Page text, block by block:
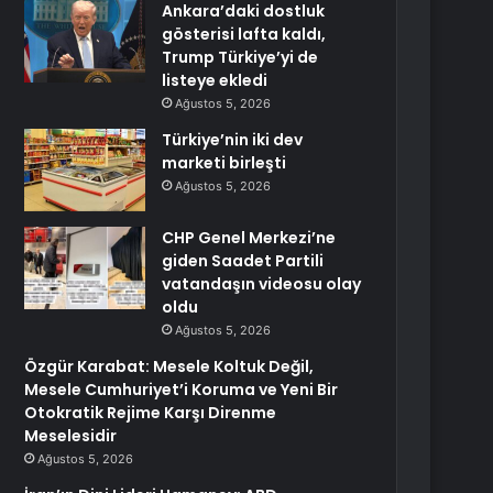
Ankara’daki dostluk
gösterisi lafta kaldı,
Trump Türkiye’yi de
listeye ekledi
Ağustos 5, 2026
Türkiye’nin iki dev
marketi birleşti
Ağustos 5, 2026
CHP Genel Merkezi’ne
giden Saadet Partili
vatandaşın videosu olay
oldu
Ağustos 5, 2026
Özgür Karabat: Mesele Koltuk Değil,
Mesele Cumhuriyet’i Koruma ve Yeni Bir
Otokratik Rejime Karşı Direnme
Meselesidir
Ağustos 5, 2026